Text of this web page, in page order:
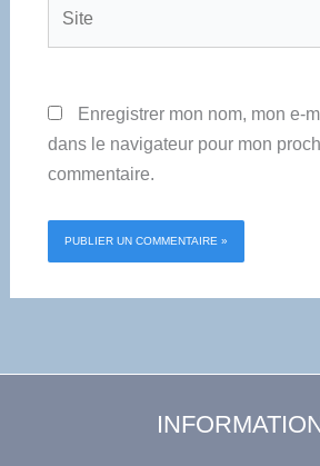
Enregistrer mon nom, mon e-
dans le navigateur pour mon
commentaire.